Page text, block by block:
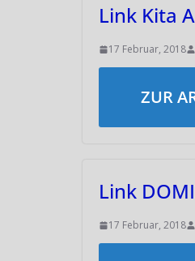
Link Kita
17 Februar, 2018
ZUR
Link
17 Februar, 2018